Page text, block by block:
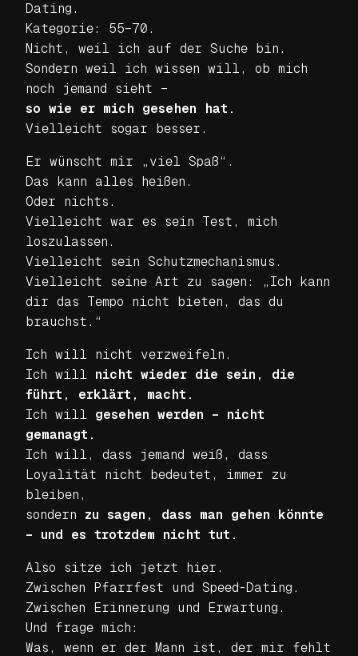
Dating.
Kategorie: 55–70.
Nicht, weil ich auf der Suche bin.
Sondern weil ich wissen will, ob mich
noch jemand sieht –
so wie er mich gesehen hat.
Vielleicht sogar besser.
Er wünscht mir „viel Spaß“.
Das kann alles heißen.
Oder nichts.
Vielleicht war es sein Test, mich
loszulassen.
Vielleicht sein Schutzmechanismus.
Vielleicht seine Art zu sagen:
„Ich kann
dir das Tempo nicht bieten, das du
brauchst.“
Ich will nicht verzweifeln.
Ich will nicht wieder die sein, die
führt, erklärt, macht.
Ich will gesehen werden – nicht
gemanagt.
Ich will, dass jemand weiß, dass
Loyalität nicht bedeutet, immer zu
bleiben,
sondern zu sagen, dass man gehen könnte
– und es trotzdem nicht tut.
Also sitze ich jetzt hier.
Zwischen Pfarrfest und Speed-Dating.
Zwischen Erinnerung und Erwartung.
Und frage mich:
Was, wenn er der Mann ist, der mir fehlt